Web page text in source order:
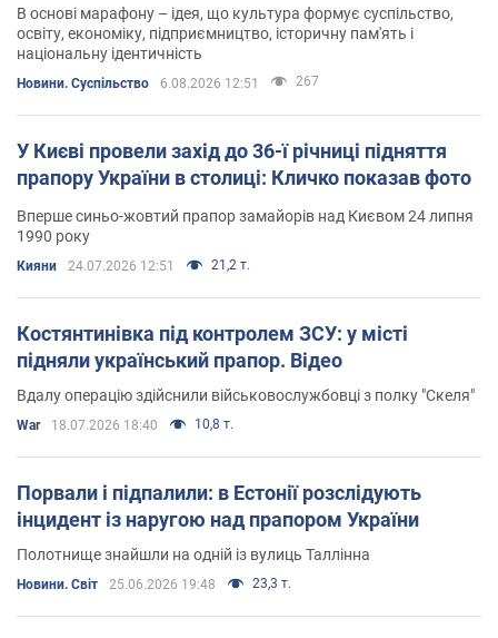
В основі марафону – ідея, що культура формує суспільство,
освіту, економіку, підприємництво, історичну пам'ять і
національну ідентичність
Новини. Суспільство 6.08.2026 12:51 267
У Києві провели захід до 36-ї річниці підняття
прапору України в столиці: Кличко показав фото
Вперше синьо-жовтий прапор замайорів над Києвом 24 липня
1990 року
Кияни 24.07.2026 12:51 21,2 т.
Костянтинівка під контролем ЗСУ: у місті
підняли український прапор. Відео
Вдалу операцію здійснили військовослужбовці з полку "Скеля"
War 18.07.2026 18:40 10,8 т.
Порвали і підпалили: в Естонії розслідують
інцидент із наругою над прапором України
Полотнище знайшли на одній із вулиць Таллінна
Новини. Світ 25.06.2026 19:48 23,3 т.